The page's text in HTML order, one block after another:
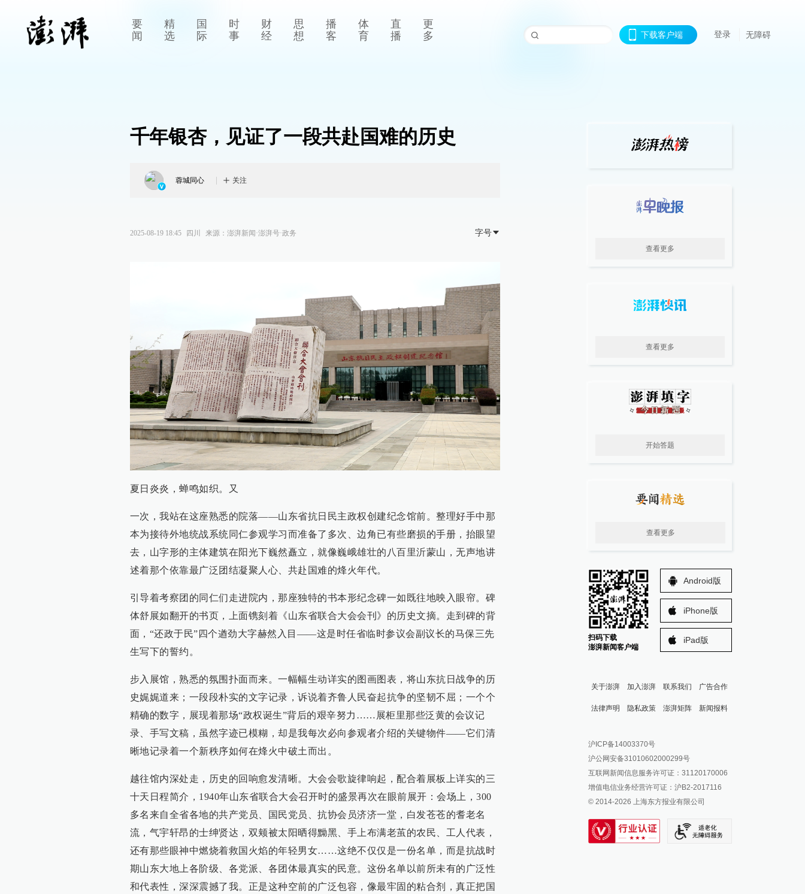
要
闻
精
选
国
际
时
事
财
经
思
想
播
客
体
育
直
播
更
多
下载客户端 登录 无障碍
千年银杏，见证了一段共赴国难的历史
蓉城同心 关注
2025-08-19 18:45 四川 来源： 澎湃新闻·澎湃号·政务 字号
夏日炎炎，蝉鸣如织。又
一次，我站在这座熟悉的院落——山东省抗日民主政权创建纪念馆前。整理好手中那
本为接待外地统战系统同仁参观学习而准备了多次、边角已有些磨损的手册，抬眼望
去，山字形的主体建筑在阳光下巍然矗立，就像巍峨雄壮的八百里沂蒙山，无声地讲
述着那个依靠最广泛团结凝聚人心、共赴国难的烽火年代。
引导着考察团的同仁们走进院内，那座独特的书本形纪念碑一如既往地映入眼帘。碑
体舒展如翻开的书页，上面镌刻着《山东省联合大会会刊》的历史文摘。走到碑的背
面，“还政于民”四个遒劲大字赫然入目——这是时任省临时参议会副议长的马保三先
生写下的誓约。
步入展馆，熟悉的氛围扑面而来。一幅幅生动详实的图画图表，将山东抗日战争的历
史娓娓道来；一段段朴实的文字记录，诉说着齐鲁人民奋起抗争的坚韧不屈；一个个
精确的数字，展现着那场“政权诞生”背后的艰辛努力……展柜里那些泛黄的会议记
录、手写文稿，虽然字迹已模糊，却是我每次必向参观者介绍的关键物件——它们清
晰地记录着一个新秩序如何在烽火中破土而出。
越往馆内深处走，历史的回响愈发清晰。大会会歌旋律响起，配合着展板上详实的三
十天日程简介，1940年山东省联合大会召开时的盛景再次在眼前展开：会场上，300
多名来自全省各地的共产党员、国民党员、抗协会员济济一堂，白发苍苍的耆老名
流，气宇轩昂的士绅贤达，双颊被太阳晒得黝黑、手上布满老茧的农民、工人代表，
还有那些眼神中燃烧着救国火焰的年轻男女……这绝不仅仅是一份名单，而是抗战时
期山东大地上各阶级、各党派、各团体最真实的民意。这份名单以前所未有的广泛性
和代表性，深深震撼了我。正是这种空前的广泛包容，像最牢固的粘合剂，真正把国
查看更多
查看更多
开始答题
查看更多
扫码下载
澎湃新闻客户端
Android版
iPhone版
iPad版
关于澎湃 加入澎湃 联系我们 广告合作
法律声明 隐私政策 澎湃矩阵
澎湃新闻公众号
澎湃新闻抖音号
派生万物开放平台
IP SHANGHAI
SIXTH TONE
新闻报料
报料邮箱: news@thepaper.cn
沪ICP备14003370号
沪公网安备31010602000299号
互联网新闻信息服务许可证：31120170006
增值电信业务经营许可证：沪B2-2017116
© 2014-2026 上海东方报业有限公司